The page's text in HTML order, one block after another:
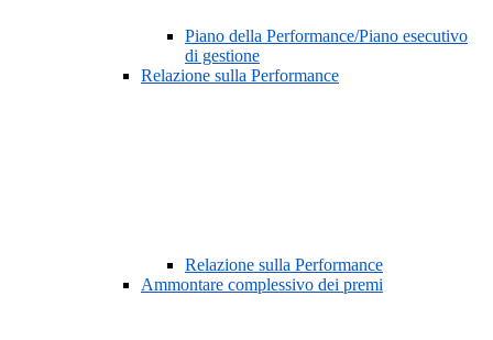
Piano della Performance/Piano esecutivo
di gestione
Relazione sulla Performance
Relazione sulla Performance
Ammontare complessivo dei premi